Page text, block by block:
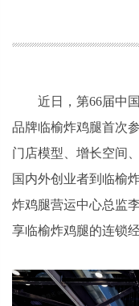
近日，第66届中
品牌临榆炸鸡腿首次
门店模型、增长空间
国内外创业者到临榆
炸鸡腿营运中心总监
享临榆炸鸡腿的连锁经